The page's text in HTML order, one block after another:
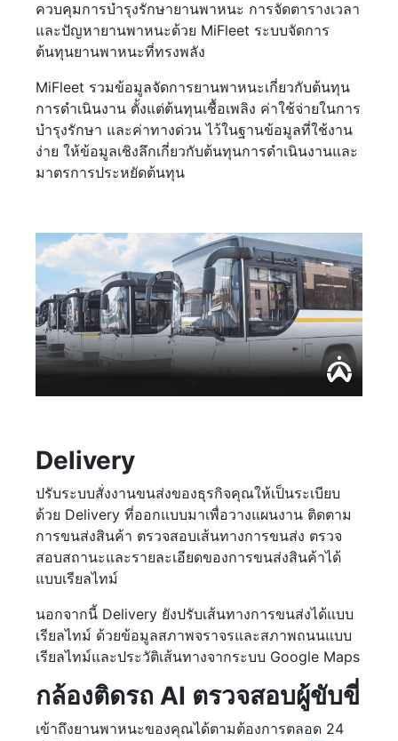
ควบคุมการบำรุงรักษายานพาหนะ การจัดตารางเวลา
และปัญหายานพาหนะด้วย MiFleet ระบบจัดการ
ต้นทุนยานพาหนะที่ทรงพลัง
MiFleet รวมข้อมูลจัดการยานพาหนะเกี่ยวกับต้นทุน
การดำเนินงาน ตั้งแต่ต้นทุนเชื้อเพลิง ค่าใช้จ่ายในการ
บำรุงรักษา และค่าทางด่วน ไว้ในฐานข้อมูลที่ใช้งาน
ง่าย ให้ข้อมูลเชิงลึกเกี่ยวกับต้นทุนการดำเนินงานและ
มาตรการประหยัดต้นทุน
Delivery
ปรับระบบสั่งงานขนส่งของธุรกิจคุณให้เป็นระเบียบ
ด้วย Delivery ที่ออกแบบมาเพื่อวางแผนงาน ติดตาม
การขนส่งสินค้า ตรวจสอบเส้นทางการขนส่ง ตรวจ
สอบสถานะและรายละเอียดของการขนส่งสินค้าได้
แบบเรียลไทม์
นอกจากนี้ Delivery ยังปรับเส้นทางการขนส่งได้แบบ
เรียลไทม์ ด้วยข้อมูลสภาพจราจรและสภาพถนนแบบ
เรียลไทม์และประวัติเส้นทางจากระบบ Google Maps
กล้องติดรถ AI ตรวจสอบผู้ขับขี่
เข้าถึงยานพาหนะของคุณได้ตามต้องการตลอด 24